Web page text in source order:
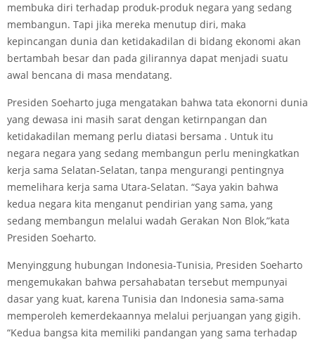
membuka diri terhadap produk-produk negara yang sedang
membangun. Tapi jika mereka menutup diri, maka
kepincangan dunia dan ketidakadilan di bidang ekonomi akan
bertambah besar dan pada gilirannya dapat menjadi suatu
awal bencana di masa mendatang.
Presiden Soeharto juga mengatakan bahwa tata ekonorni dunia
yang dewasa ini masih sarat dengan ketirnpangan dan
ketidakadilan memang perlu diatasi bersama . Untuk itu
negara negara yang sedang membangun perlu meningkatkan
kerja sama Selatan-Selatan, tanpa mengurangi pentingnya
memelihara kerja sama Utara-Selatan. “Saya yakin bahwa
kedua negara kita menganut pendirian yang sama, yang
sedang membangun melalui wadah Gerakan Non Blok,”kata
Presiden Soeharto.
Menyinggung hubungan Indonesia-Tunisia, Presiden Soeharto
mengemukakan bahwa persahabatan tersebut mempunyai
dasar yang kuat, karena Tunisia dan Indonesia sama-sama
memperoleh kemerdekaannya melalui perjuangan yang gigih.
“Kedua bangsa kita memiliki pandangan yang sama terhadap